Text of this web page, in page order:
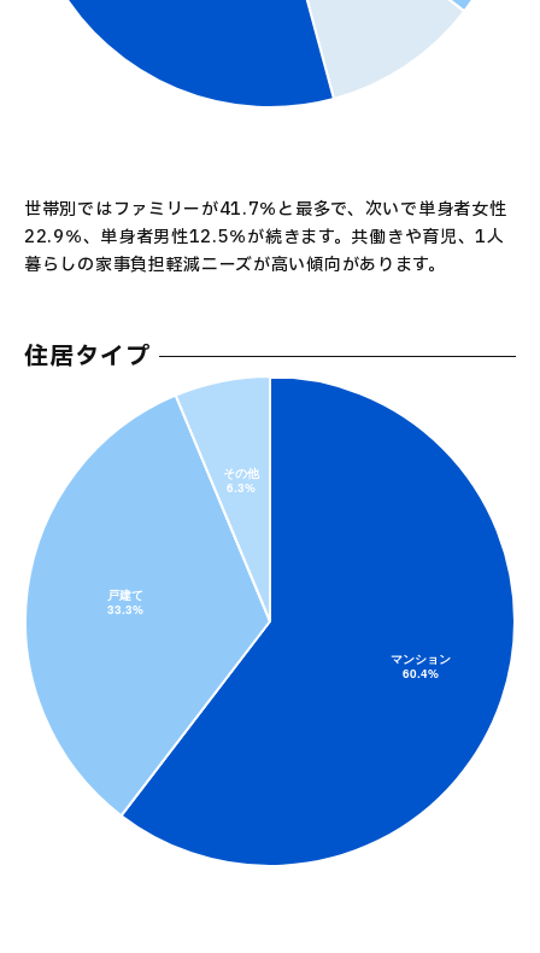
世帯別ではファミリーが41.7％と最多で、次いで単身者女性
22.9％、単身者男性12.5％が続きます。共働きや育児、1人
暮らしの家事負担軽減ニーズが高い傾向があります。
住居タイプ